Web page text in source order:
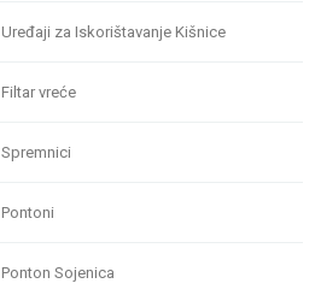
Uređaji za Iskorištavanje Kišnice
Filtar vreće
Spremnici
Pontoni
Ponton Sojenica